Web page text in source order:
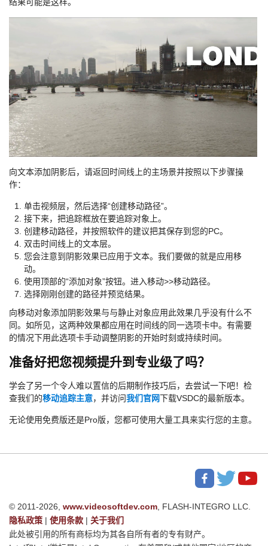
结果可能是这样。
向文本添加阴影后，请返回时间线上的主场景并按照以下步骤操
作：
单击视频层，然后选择“创建移动路径”。
接下来，把追踪框放在要追踪对象上。
创建移动路径，并按照软件的建议把其保存到您的PC。
双击时间线上的文本层。
您会注意到阴影效果已应用于文本。我们要做的就是应用移
动。
使用顶部的“添加对象”按钮。进入移动>>移动路径。
选择刚刚创建的路径并预览结果。
向移动对象添加阴影效果与与静止对象应用此效果几乎没有什么不
同。如所见，这两种效果都应用在时间线的同一选项卡中。有需要
的情况下用此选项卡手动调整阴影的开始时刻或持续时间。
准备好把您视频提升到专业级了吗？
学会了另一个令人难以置信的后期制作技巧后，去尝试一下吧！检
查我们的移动追踪主意，并访问我们官网下载VSDC的最新版本。
无论使用免费版还是Pro版，您都可使用大量工具来实行您的主意。
© 2011-2026, www.videosoftdev.com, FLASH-INTEGRO LLC.
隐私政策 | 使用条款 | 关于我们
此处被引用的所有商标均为其各自所有者的专有财产。